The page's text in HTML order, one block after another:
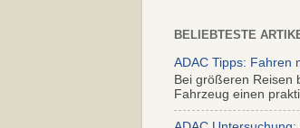
BELIEBTESTE
ADAC Tipps: Fahren
Bei größeren Reisen
Fahrzeug einen